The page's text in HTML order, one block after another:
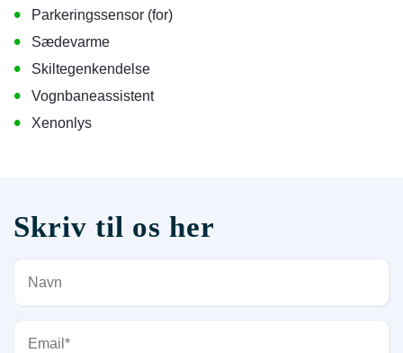
• Parkeringssensor (for)
• Sædevarme
• Skiltegenkendelse
• Vognbaneassistent
• Xenonlys
Skriv til os her